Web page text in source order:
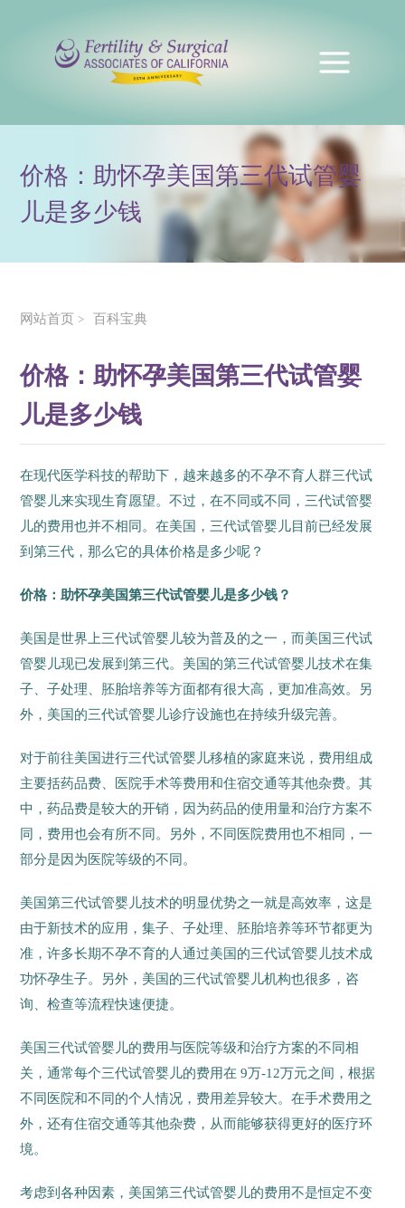
价格：助怀孕美国第三代试管婴
儿是多少钱
网站首页 > 百科宝典
价格：助怀孕美国第三代试管婴
儿是多少钱
在现代医学科技的帮助下，越来越多的不孕不育人群三代试
管婴儿来实现生育愿望。不过，在不同或不同，三代试管婴
儿的费用也并不相同。在美国，三代试管婴儿目前已经发展
到第三代，那么它的具体价格是多少呢？
价格：助怀孕美国第三代试管婴儿是多少钱？
美国是世界上三代试管婴儿较为普及的之一，而美国三代试
管婴儿现已发展到第三代。美国的第三代试管婴儿技术在集
子、子处理、胚胎培养等方面都有很大高，更加准高效。另
外，美国的三代试管婴儿诊疗设施也在持续升级完善。
对于前往美国进行三代试管婴儿移植的家庭来说，费用组成
主要括药品费、医院手术等费用和住宿交通等其他杂费。其
中，药品费是较大的开销，因为药品的使用量和治疗方案不
同，费用也会有所不同。另外，不同医院费用也不相同，一
部分是因为医院等级的不同。
美国第三代试管婴儿技术的明显优势之一就是高效率，这是
由于新技术的应用，集子、子处理、胚胎培养等环节都更为
准，许多长期不孕不育的人通过美国的三代试管婴儿技术成
功怀孕生子。另外，美国的三代试管婴儿机构也很多，咨
询、检查等流程快速便捷。
美国三代试管婴儿的费用与医院等级和治疗方案的不同相
关，通常每个三代试管婴儿的费用在 9万-12万元之间，根据
不同医院和不同的个人情况，费用差异较大。在手术费用之
外，还有住宿交通等其他杂费，从而能够获得更好的医疗环
境。
考虑到各种因素，美国第三代试管婴儿的费用不是恒定不变